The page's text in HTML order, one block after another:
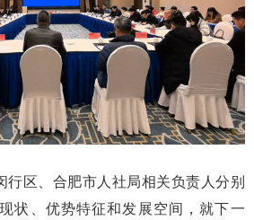
行区、合肥市人社局相关负责人分别
状、优势特征和发展空间，就下一